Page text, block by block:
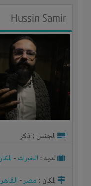
Hussin Samir
الجنس : ذكر
لديـه : الخبرات -
المكان : مصر-